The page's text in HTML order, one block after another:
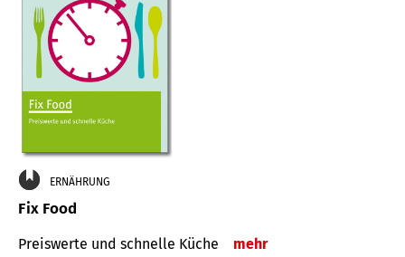
ERNÄHRUNG
Fix Food
Preiswerte und schnelle Küche mehr